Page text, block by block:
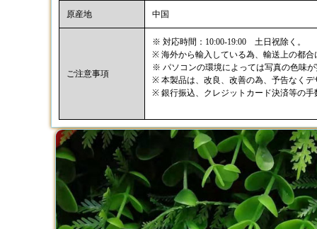
原産地 中国
ご注意事項
※ 対応時間：10:00-19:00 土日祝除く。
※ 海外から輸入している為、輸送上の都
※ パソコンの環境によっては写真の色味
※ 本製品は、改良、改善の為、予告なく
※ 銀行振込、クレジットカード決済等の